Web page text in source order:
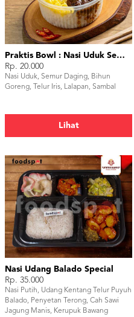
Praktis Bowl : Nasi Uduk Semur Daging
Rp. 20.000
Nasi Uduk, Semur Daging, Bihun
Goreng, Telur Iris, Lalapan, Sambal
Lihat
Nasi Udang Balado Special
Rp. 35.000
Nasi Putih, Udang Kentang Telur Puyuh
Balado, Penyetan Terong, Cah Sawi
Jagung Manis, Kerupuk Bawang